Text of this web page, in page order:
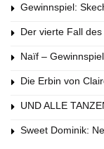
Gewinnspiel:
Der vierte Fall
Naïf – Gewinnspiel
Die Erbin von
UND ALLE
Sweet Dominik: